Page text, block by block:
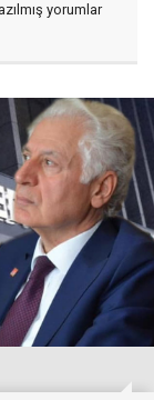
yorumlar